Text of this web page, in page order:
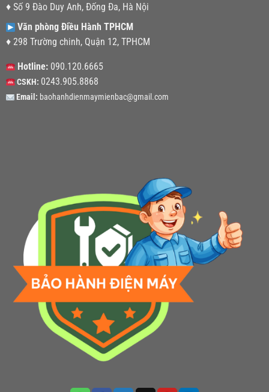
♦ Số 9 Đào Duy Anh, Đống Đa, Hà Nội
Văn phòng Điều Hành TPHCM
♦ 298 Trường chinh, Quận 12, TPHCM
Hotline:090.120.6665
CSKH: 0243.905.8868
Email: baohanhdienmaymienbac@gmail.com